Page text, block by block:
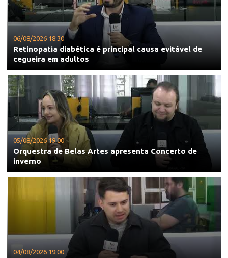
06/08/2026 18:30
Retinopatia diabética é principal causa evitável de
cegueira em adultos
05/08/2026 19:00
Orquestra de Belas Artes apresenta Concerto de
inverno
04/08/2026 19:00